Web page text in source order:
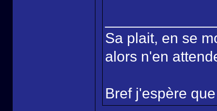
Sa plait, en se
alors n'en
Bref j'espère